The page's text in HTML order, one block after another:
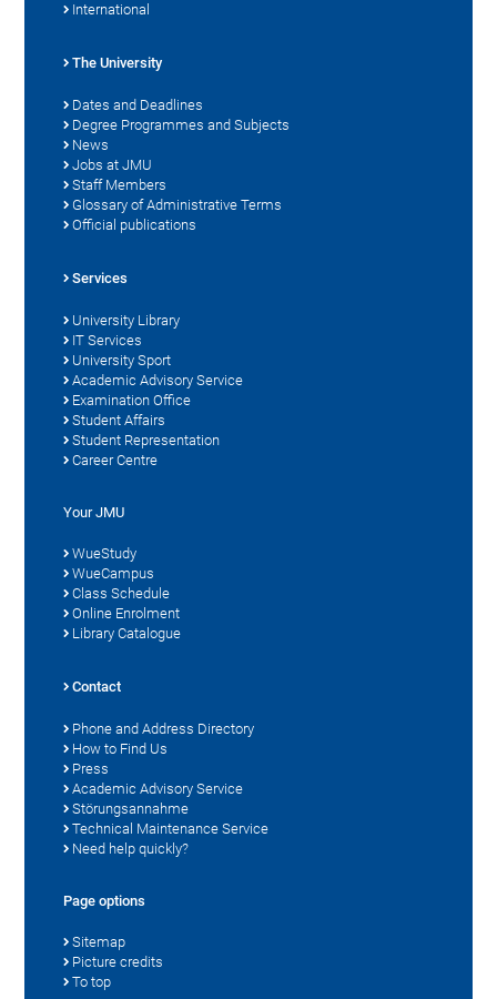
International
The University
Dates and Deadlines
Degree Programmes and Subjects
News
Jobs at JMU
Staff Members
Glossary of Administrative Terms
Official publications
Services
University Library
IT Services
University Sport
Academic Advisory Service
Examination Office
Student Affairs
Student Representation
Career Centre
Your JMU
WueStudy
WueCampus
Class Schedule
Online Enrolment
Library Catalogue
Contact
Phone and Address Directory
How to Find Us
Press
Academic Advisory Service
Störungsannahme
Technical Maintenance Service
Need help quickly?
Page options
Sitemap
Picture credits
To top